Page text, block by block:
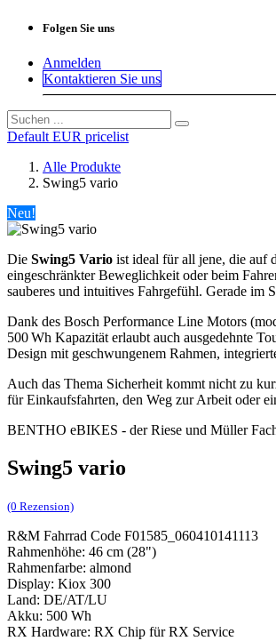
Folgen Sie uns
Anmelden
Kontaktieren Sie uns
Default EUR pricelist
Alle Produkte
Swing5 vario
Neu!
Die Swing5 Vario ist ideal für all jene, die auf
eingeschränkter Beweglichkeit oder beim
sauberes und intuitives Fahrgefühl. Gerade im
Dank des Bosch Performance Line Motors
500 Wh Kapazität erlaubt auch ausgedehnte
Design mit geschwungenem Rahmen,
Auch das Thema Sicherheit kommt nicht zu
für Einkaufsfahrten, den Weg zur Arbeit oder
BENTHO eBIKES - der Riese und Müller
Swing5 vario
(0 Rezension)
R&M Fahrrad Code F01585_060410141113
Rahmenhöhe: 46 cm (28")
Rahmenfarbe: almond
Display: Kiox 300
Land: DE/AT/LU
Akku: 500 Wh
RX Hardware: RX Chip für RX Service